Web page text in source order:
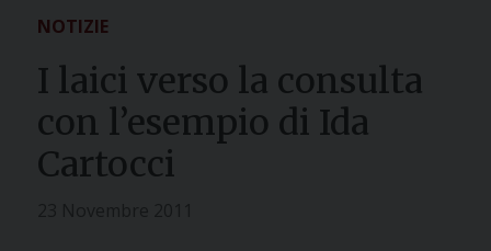
NOTIZIE
I laici verso la consulta
con l’esempio di Ida
Cartocci